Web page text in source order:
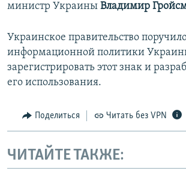
министр Украины Владимир
Украинское правительство
информационной политики
зарегистрировать этот знак и
его использования.
Поделиться Читать без VPN
ЧИТАЙТЕ ТАКЖЕ: